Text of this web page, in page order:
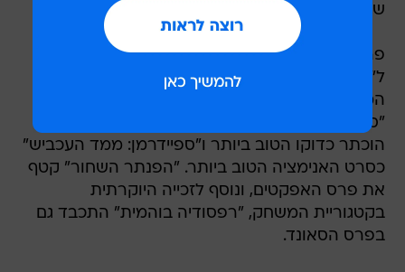
שחקן המשנה זכה מהרשלה עלי על "הספר הירוק".
פרסים בולטים נוספים: פרס התסריט המעובד הלך
ל"שחור על לבן" של ספייק לי, פרסי המוזיקה והשיר
המקורי ל"כוכב נולד" ופרס העריכה ל"סגן הנשיא".
"סולו חופשי", שעלה זה עתה על המסכים בישראל,
הוכתר כדוקו הטוב ביותר ו"ספיידרמן: ממד העכביש"
כסרט האנימציה הטוב ביותר. "הפנתר השחור" קטף
את פרס האפקטים, ונוסף לזכייה היוקרתית
בקטגוריית המשחק, "רפסודיה בוהמית" התכבד גם
בפרס הסאונד.